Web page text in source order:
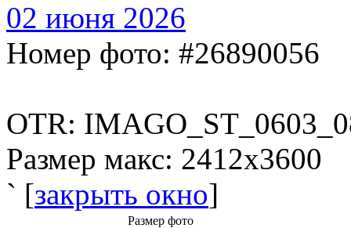
02 июня 2026
Номер фото: #26890056
OTR:
Размер макс: 2412x3600
` [закрыть окно]
Размер фото